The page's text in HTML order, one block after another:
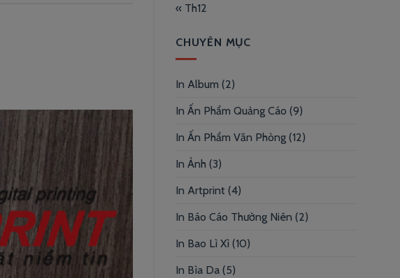
« Th12
CHUYÊN MỤC
In Album (2)
In Ấn Phẩm Quảng Cáo (9)
In Ấn Phẩm Văn Phòng (12)
In Ảnh (3)
In Artprint (4)
In Báo Cáo Thường Niên (2)
In Bao Lì Xì (10)
In Bìa Da (5)